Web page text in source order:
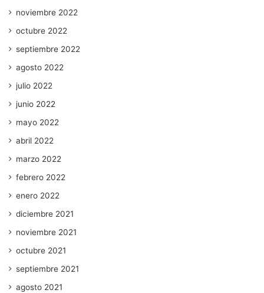
noviembre 2022
octubre 2022
septiembre 2022
agosto 2022
julio 2022
junio 2022
mayo 2022
abril 2022
marzo 2022
febrero 2022
enero 2022
diciembre 2021
noviembre 2021
octubre 2021
septiembre 2021
agosto 2021